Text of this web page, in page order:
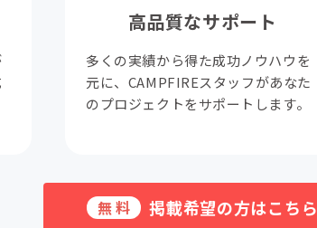
高品質なサポート
多くの実績から得た成功ノウハウを
元に、CAMPFIREスタッフがあなた
のプロジェクトをサポートします。
無料 掲載希望の方はこちら